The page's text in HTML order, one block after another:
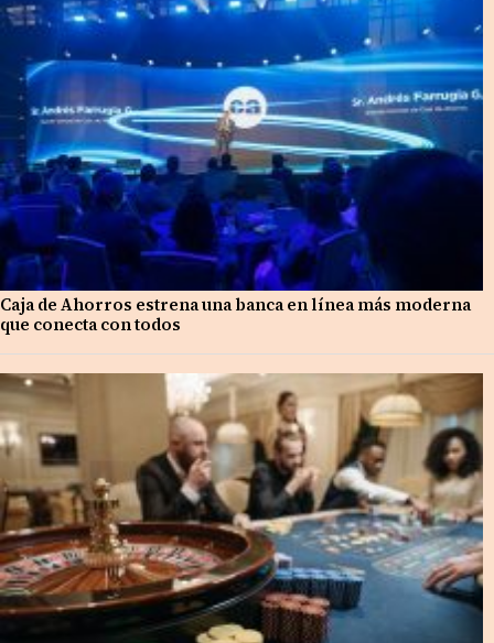
Caja de Ahorros estrena una banca en línea más moderna
que conecta con todos